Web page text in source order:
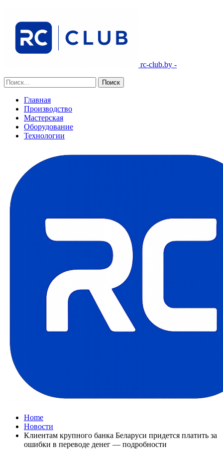
rc-club.by -
Главная
Производство
Мастерская
Оборудование
Технологии
Home
Новости
Клиентам крупного банка Беларуси придется платить за
ошибки в переводе денег — подробности